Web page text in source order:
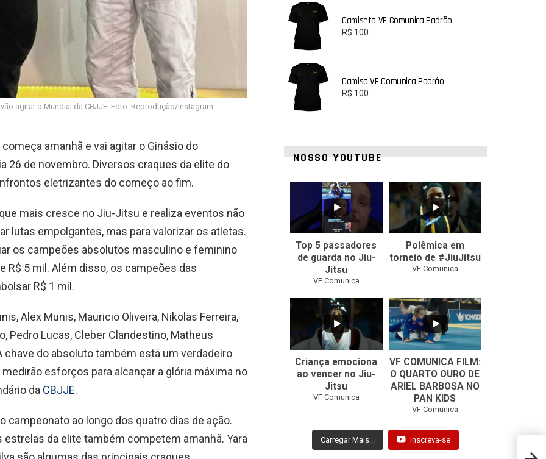
agitar o Mundial da CBJJE. Foto: Reprodução/Instagram
amanhã e vai agitar o Ginásio do
26 de novembro. Diversos craques da elite do
eletrizantes do começo ao fim.
mais cresce no Jiu-Jitsu e realiza eventos não
lutas empolgantes, mas para valorizar os atletas.
os campeões absolutos masculino e feminino
R$ 5 mil. Além disso, os campeões das
R$ 1 mil.
Alex Munis, Mauricio Oliveira, Nikolas Ferreira,
Pedro Lucas, Cleber Clandestino, Matheus
chave do absoluto também está um verdadeiro
esforços para alcançar a glória máxima no
da CBJJE.
campeonato ao longo dos quatro dias de ação.
da elite também competem amanhã. Yara
Camiseta VF Comunica Padrão
R$ 100
Camisa VF Comunica Padrão
R$ 100
NOSSO YOUTUBE
0
Top 5 passadores
de guarda no Jiu-
Jitsu
VF Comunica
46 1
Polêmica em
torneio de #JiuJitsu
VF Comunica
0
Criança emociona
ao vencer no Jiu-
Jitsu
VF Comunica
...
0
VF COMUNICA FILM:
O QUARTO OURO DE
ARIEL BARBOSA NO
PAN KIDS
VF Comunica
Carregar Mais... Inscreva-se